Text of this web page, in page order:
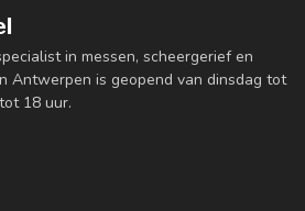
in messen, scheergerief en
Antwerpen is geopend van dinsdag tot
18 uur.